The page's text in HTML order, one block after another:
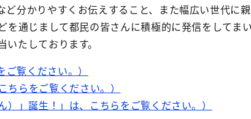
ど分かりやすくお伝えすること、また幅広い世代に
を通じまして都民の皆さんに積極的に発信をしてま
たしております。
覧ください。）
ちらをご覧ください。）
）」誕生！」は、こちらをご覧ください。）